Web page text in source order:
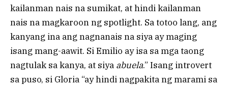
kailanman nais na sumikat, at hindi kailanman
nais na magkaroon ng spotlight. Sa totoo lang, ang
kanyang ina ang nagnanais na siya ay maging
isang mang-aawit. Si Emilio ay isa sa mga taong
nagtulak sa kanya, at siya abuela.” Isang introvert
sa puso, si Gloria “ay hindi nagpakita ng marami sa